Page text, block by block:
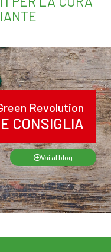
Revolution
CONSIGLIA
Vai al blog